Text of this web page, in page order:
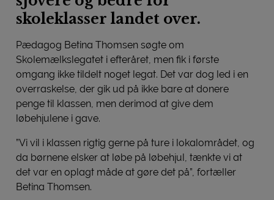
skoleklasser landet over.
Pædagog Betina Thomsen søgte om
Skolemælkslegatet i efteråret, men fik i første
omgang ikke tildelt noget legat. Det var dog led i en
overraskelse, der gik ud på ikke bare at donere
penge til klassen, men derimod at give dem
løbehjulene i gave.
”Vi vil i klassen rigtig gerne på ture i lokalområdet, og
da børnene elsker at løbe på løbehjul, tænkte vi at
det var en oplagt måde at gøre det på”, fortæller
Betina Thomsen.